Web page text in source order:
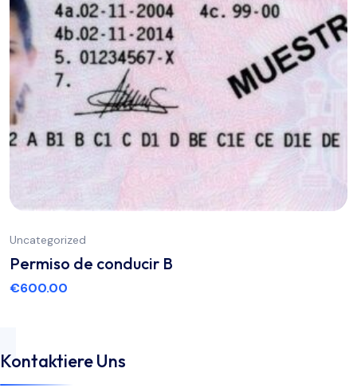
Uncategorized
Permiso de conducir B
€600.00
Kontaktiere Uns